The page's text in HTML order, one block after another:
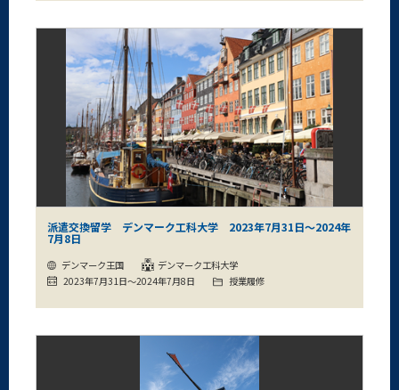
派遣交換留学 デンマーク工科大学 2023年7月31日～2024年
7月8日
デンマーク王国
デンマーク工科大学
2023年7月31日～2024年7月8日
授業履修